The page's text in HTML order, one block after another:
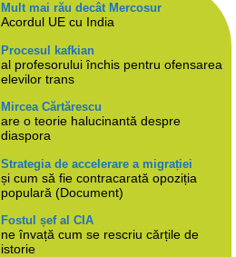
Mult mai rău decât Mercosur
Acordul UE cu India
Procesul kafkian
al profesorului închis pentru ofensarea
elevilor trans
Mircea Cărtărescu
are o teorie halucinantă despre
diaspora
Strategia de accelerare a migrației
și cum să fie contracarată opoziția
populară (Document)
Fostul șef al CIA
ne învață cum se rescriu cărțile de
istorie